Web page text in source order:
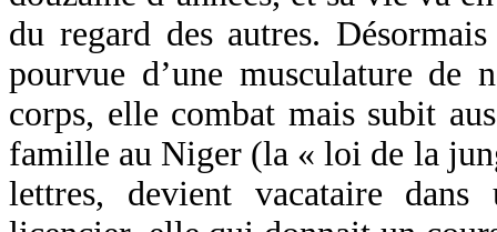
du regard des autres.
pourvue d’une musculature de
corps, elle combat mais subit
famille au Niger (la « loi de la
lettres, devient vacataire